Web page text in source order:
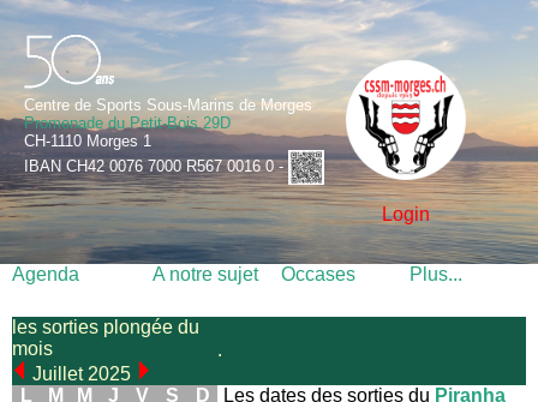
Centre de Sports Sous-Marins de Morges
Promenade du Petit-Bois 29D
CH-1110 Morges 1
IBAN CH42 0076 7000 R567 0016 0 -
Login
Agenda A notre sujet Occases Plus...
les sorties plongée du
mois
Juillet 2025
.
L M M J V S
D
Les dates des sorties du Piranha